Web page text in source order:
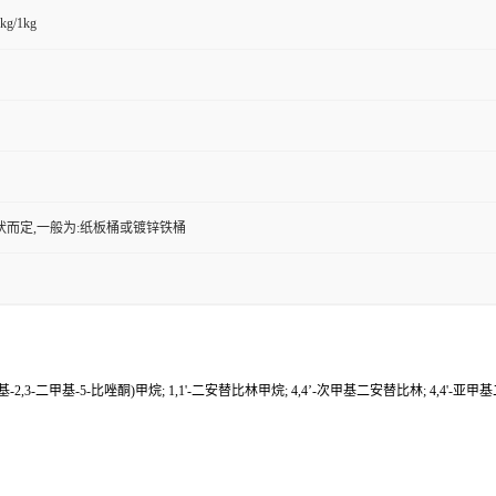
1kg
而定,一般为:纸板桶或镀锌铁桶
2,3-二甲基-5-比唑酮)甲烷; 1,1'-二安替比林甲烷; 4,4’-次甲基二安替比林; 4,4'-亚甲